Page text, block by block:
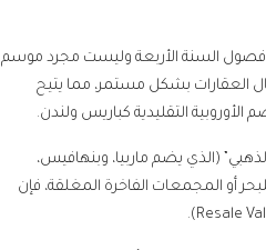
فصول السنة الأربعة وليست مجرد موسم
العقارات بشكل مستمر، مما يتيح
التقليدية كباريس ولندن.
(الذي يضم ماربيا، وبنهافيس،
أو المجمعات الفاخرة المغلقة، فإن